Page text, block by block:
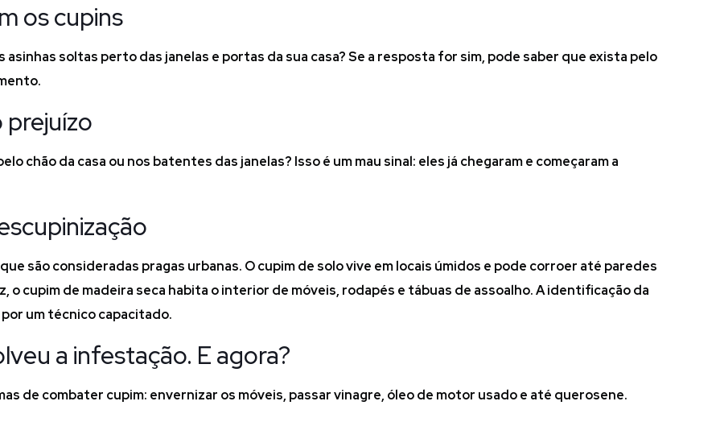
os cupins
asinhas soltas perto das janelas e portas da sua casa? Se a resposta for sim, pode saber que exista pelo
prejuízo
chão da casa ou nos batentes das janelas? Isso é um mau sinal: eles já chegaram e começaram a
são consideradas pragas urbanas. O cupim de solo vive em locais úmidos e pode corroer até paredes
o cupim de madeira seca habita o interior de móveis, rodapés e tábuas de assoalho. A identificação da
um técnico capacitado.
a infestação. E agora?
de combater cupim: envernizar os móveis, passar vinagre, óleo de motor usado e até querosene.